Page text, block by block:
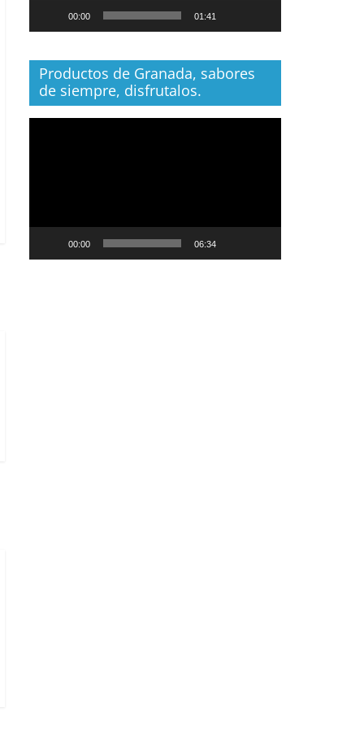
00:00 01:41
Productos de Granada, sabores
de siempre, disfrutalos.
00:00 06:34